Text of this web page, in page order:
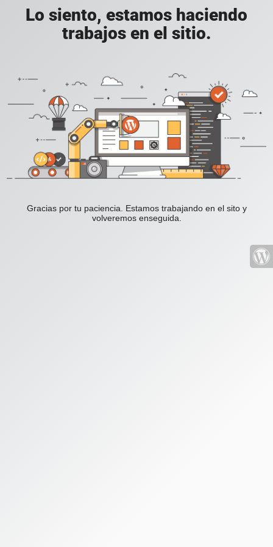
Lo siento, estamos haciendo
trabajos en el sitio.
Gracias por tu paciencia. Estamos trabajando en el sito y
volveremos enseguida.